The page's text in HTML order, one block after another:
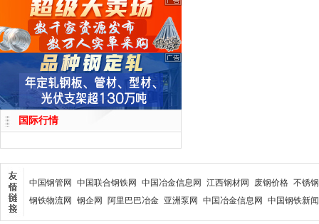
国际行情
中国钢管网 中国联合钢铁网 中国冶金信息网 江西钢材网 废钢价格 不锈钢
钢铁物流网
钢企网 阿里巴巴冶金 亚洲泵网 中国冶金信息网 中国钢铁新